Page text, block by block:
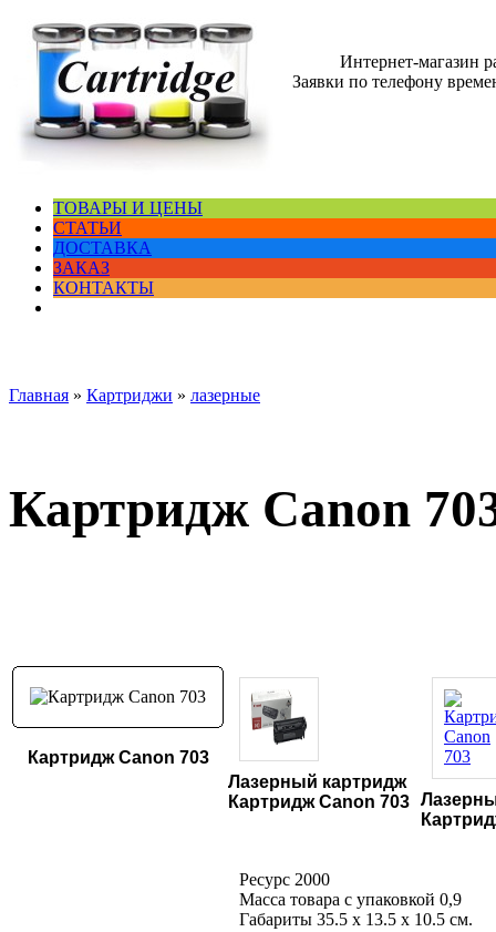
Интернет-магазин
Заявки по телефону
ТОВАРЫ И ЦЕНЫ
СТАТЬИ
ДОСТАВКА
ЗАКАЗ
КОНТАКТЫ
Главная » Картриджи » лазерные
Картридж Canon
Картридж Canon 703
Лазерный картридж
Картридж Canon 703
Ресурс 2000
Масса товара с упаковкой 0,9
Габариты 35.5 х 13.5 х 10.5 см.